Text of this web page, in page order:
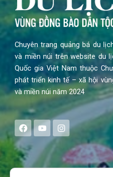
Chuyên trang quảng bá du
và miền núi trên website du
Quốc gia Việt Nam thuộc
phát triển kinh tế – xã hội
và miền núi năm 2024
F
a
e
b
o
Y
o
t
b
I
n
s
a
g
Search